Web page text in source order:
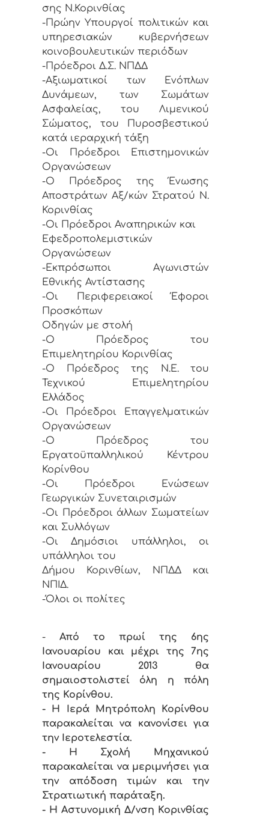
σης Ν.Κορινθίας
-Πρώην Υπουργοί πολιτικών και
υπηρεσιακών κυβερνήσεων
κοινοβουλευτικών περιόδων
-Πρόεδροι Δ.Σ. ΝΠΔΔ
-Αξιωματικοί των Ενόπλων
Δυνάμεων, των Σωμάτων
Ασφαλείας, του Λιμενικού
Σώματος, του Πυροσβεστικού
κατά ιεραρχική τάξη
-Οι Πρόεδροι Επιστημονικών
Οργανώσεων
-Ο Πρόεδρος της Ένωσης
Αποστράτων Αξ/κών Στρατού Ν.
Κορινθίας
-Οι Πρόεδροι Αναπηρικών και
Εφεδροπολεμιστικών
Οργανώσεων
-Εκπρόσωποι Αγωνιστών
Εθνικής Αντίστασης
-Οι Περιφερειακοί Έφοροι
Προσκόπων
Οδηγών με στολή
-Ο Πρόεδρος του
Επιμελητηρίου Κορινθίας
-Ο Πρόεδρος της Ν.Ε. του
Τεχνικού Επιμελητηρίου
Ελλάδος
-Οι Πρόεδροι Επαγγελματικών
Οργανώσεων
-Ο Πρόεδρος του
Εργατοϋπαλληλικού Κέντρου
Κορίνθου
-Οι Πρόεδροι Ενώσεων
Γεωργικών Συνεταιρισμών
-Οι Πρόεδροι άλλων Σωματείων
και Συλλόγων
-Οι Δημόσιοι υπάλληλοι, οι
υπάλληλοι του
Δήμου Κορινθίων, ΝΠΔΔ και
ΝΠΙΔ.
-Όλοι οι πολίτες
- Από το πρωί της 6ης
Ιανουαρίου και μέχρι της 7ης
Ιανουαρίου 2013 θα
σημαιοστολιστεί όλη η πόλη
της Κορίνθου.
- Η Ιερά Μητρόπολη Κορίνθου
παρακαλείται να κανονίσει για
την Ιεροτελεστία.
- Η Σχολή Μηχανικού
παρακαλείται να μεριμνήσει για
την απόδοση τιμών και την
Στρατιωτική παράταξη.
- Η Αστυνομική Δ/νση Κορινθίας